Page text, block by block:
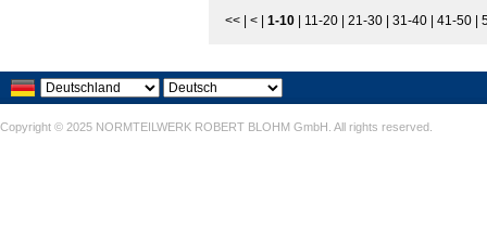
<< < 1-10 11-20 21-30 31-40 41-50
Copyright © 2025 NORMTEILWERK ROBERT BLOHM GmbH. All rights reserved.